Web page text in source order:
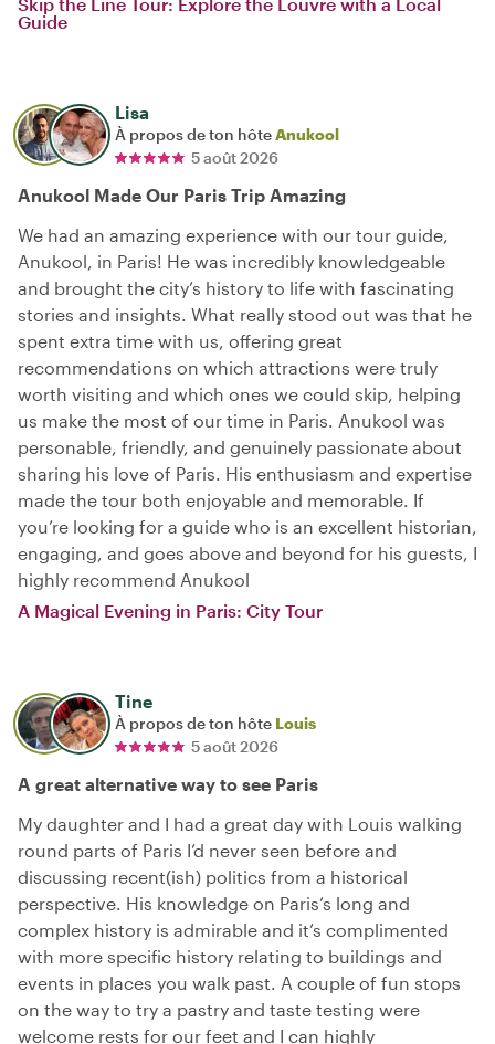
Guide
Lisa
À propos de ton hôteAnukool
5 août 2026
Anukool Made Our Paris Trip Amazing
We had an amazing experience with our tour guide,
Anukool, in Paris! He was incredibly knowledgeable
and brought the city’s history to life with fascinating
stories and insights. What really stood out was that he
spent extra time with us, offering great
recommendations on which attractions were truly
worth visiting and which ones we could skip, helping
us make the most of our time in Paris. Anukool was
personable, friendly, and genuinely passionate about
sharing his love of Paris. His enthusiasm and expertise
made the tour both enjoyable and memorable. If
you’re looking for a guide who is an excellent historian,
engaging, and goes above and beyond for his guests, I
highly recommend Anukool
A Magical Evening in Paris: City Tour
Tine
À propos de ton hôte Louis
5 août 2026
A great alternative way to see Paris
My daughter and I had a great day with Louis walking
round parts of Paris I’d never seen before and
discussing recent(ish) politics from a historical
perspective. His knowledge on Paris’s long and
complex history is admirable and it’s complimented
with more specific history relating to buildings and
events in places you walk past. A couple of fun stops
on the way to try a pastry and taste testing were
welcome rests for our feet and I can highly